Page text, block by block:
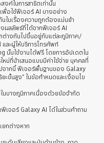
ค์ในการสาธิตเท่านั้น
พื่อใช้ฟีเจอร์ AI บางอย่าง
ในเรื่องความถูกต้องแม่นยำ
ผลลัพธ์ที่ได้จากฟีเจอร์ AI
ต่างกันไปขึ้นอยู่กับแต่ละภูมิภาค/
ละผู้ให้บริการโทรศัพท์
นั้นใช้งานได้ฟรี โดยการอัปเดตใน
ม่ที่นําเสนอแบบมีค่าใช้จ่าย บุคคลที่
จากนี้ ฟีเจอร์พื้นฐานของ Galaxy
ะขั้นสูง" ในข้อกําหนดและเงื่อนไข
นบางภูมิภาคเนื่องด้วยข้อจำกัด
เจอร์ Galaxy AI ได้ในส่วนคำถาม
กต่างหาก